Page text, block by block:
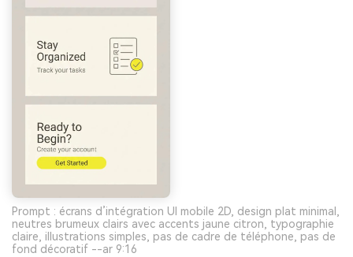
Prompt : écrans d’intégration UI mobile 2D, design plat minimal,
neutres brumeux clairs avec accents jaune citron, typographie
claire, illustrations simples, pas de cadre de téléphone, pas de
fond décoratif --ar 9:16